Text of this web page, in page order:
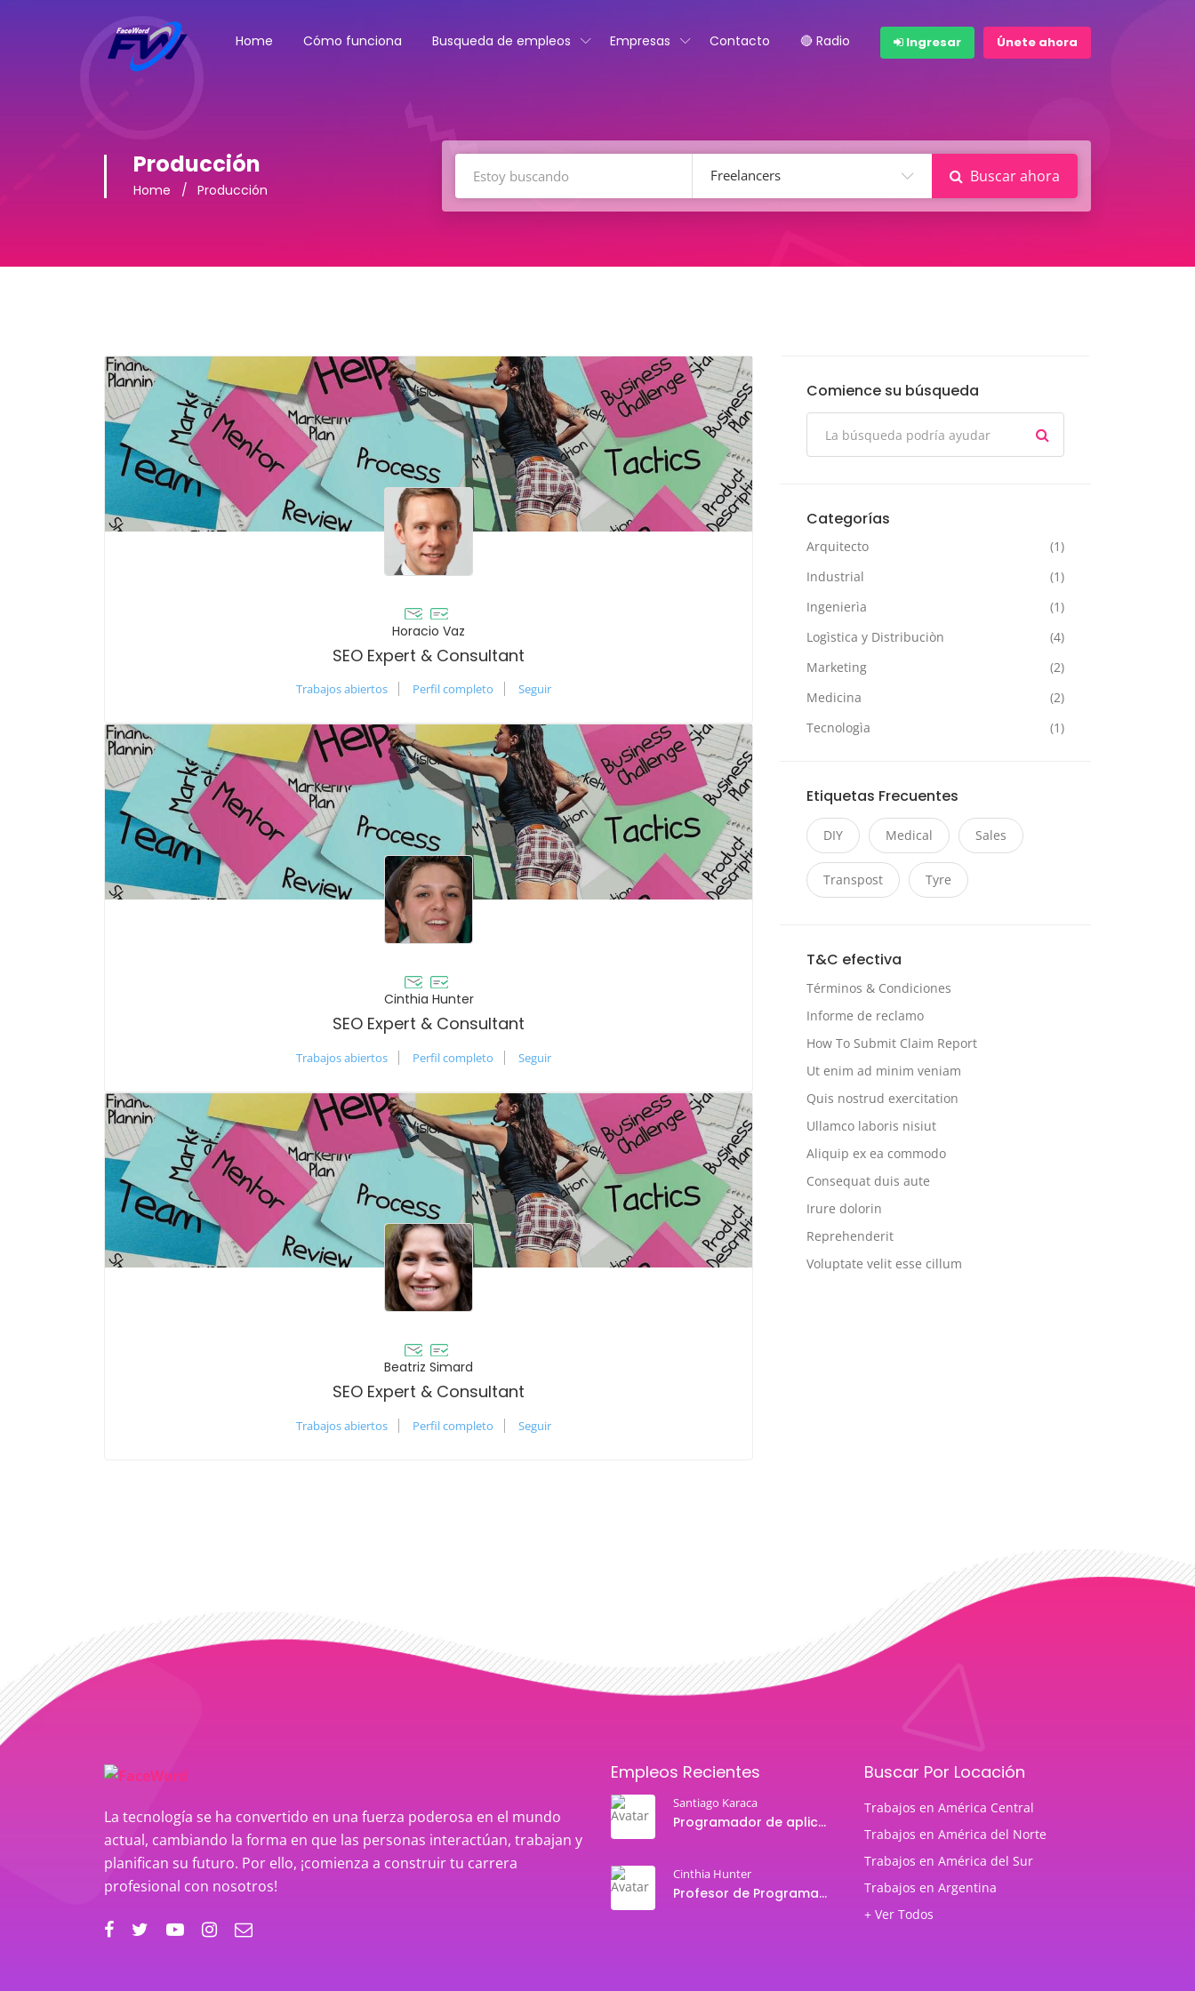
Home Cómo funciona Busqueda de empleos Empresas Contacto 🔴 Radio Ingresar Únete ahora
Producción
Home Producción
Freelancers Buscar ahora
Horacio Vaz
SEO Expert & Consultant
Trabajos abiertos Perfil completo Seguir
Cinthia Hunter
SEO Expert & Consultant
Trabajos abiertos Perfil completo Seguir
Beatriz Simard
SEO Expert & Consultant
Trabajos abiertos Perfil completo Seguir
Comience su búsqueda
Categorías
Arquitecto
(1)
Industrial
(1)
Ingenierìa
(1)
Logìstica y Distribuciòn
(4)
Marketing
(2)
Medicina
(2)
Tecnologìa
(1)
Etiquetas Frecuentes
DIY Medical Sales
Transpost Tyre
T&C efectiva
Términos & Condiciones
Informe de reclamo
How To Submit Claim Report
Ut enim ad minim veniam
Quis nostrud exercitation
Ullamco laboris nisiut
Aliquip ex ea commodo
Consequat duis aute
Irure dolorin
Reprehenderit
Voluptate velit esse cillum
La tecnología se ha convertido en una fuerza poderosa en el mundo
actual, cambiando la forma en que las personas interactúan, trabajan y
planifican su futuro. Por ello, ¡comienza a construir tu carrera
profesional con nosotros!
Empleos Recientes
Santiago Karaca
Programador de aplicaciones Android
Cinthia Hunter
Profesor de Programación Java
Buscar Por Locación
Trabajos en América Central
Trabajos en América del Norte
Trabajos en América del Sur
Trabajos en Argentina
+ Ver Todos